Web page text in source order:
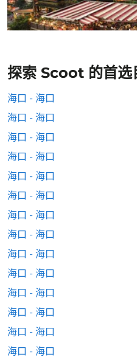
探索 Scoot 的首选
海口 - 海口
海口 - 海口
海口 - 海口
海口 - 海口
海口 - 海口
海口 - 海口
海口 - 海口
海口 - 海口
海口 - 海口
海口 - 海口
海口 - 海口
海口 - 海口
海口 - 海口
海口 - 海口